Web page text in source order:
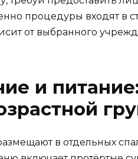
процедуры входят в
от выбранного
и
в отдельных